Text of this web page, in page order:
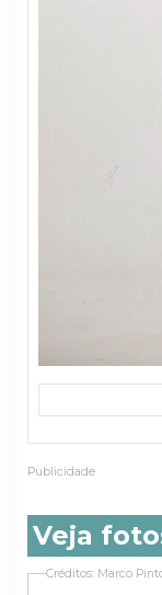
Publicidade
Veja
Créditos: Marco